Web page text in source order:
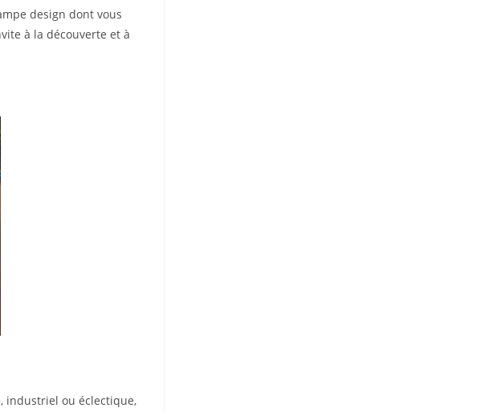
design dont vous
à la découverte et à
industriel ou éclectique,